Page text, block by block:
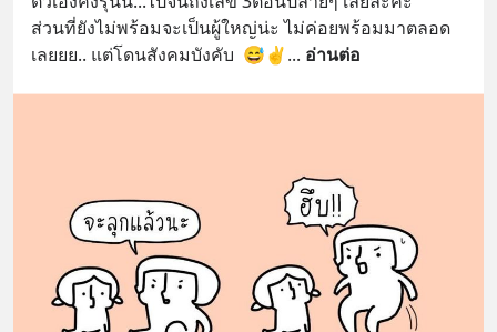
ส่วนที่ยังไม่พร้อมจะเป็นผู้ใหญ่น่ะ ไม่ค่อยพร้อมมาตลอด
เลยยย.. แต่โดนสังคมบังคับ  😅✌️... อ่านต่อ